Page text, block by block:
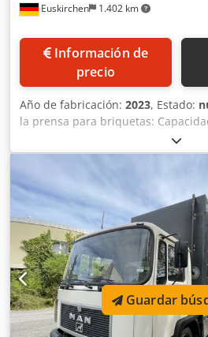
Euskirchen 1.402 km
Información de
precio
Año de fabricación: 2023, Estado:
la prensa para briquetas:
30-60 kg/h La capacidad de
refiere a una densidad aparente
200 kg/m³ Potencia del motor: 5,5
briqueta: 50 mm Peso: aprox. 680
mm Equipamiento: - Arranque/
prensa para briquetas mediante
giratorias - Tapa de inspección -
transporte para la prensa para
visión en el contenedor
del material de partida para la
El contenido de humedad (en
entre un mínimo del 6 % y un
Guardar